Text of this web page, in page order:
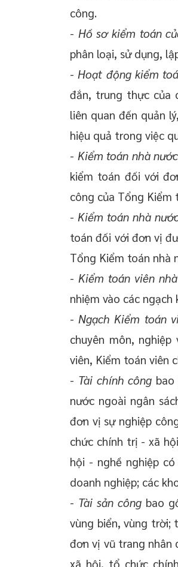
công.
- Hồ sơ kiểm toán
phân loại, sử dụng,
- Hoạt động kiểm
đắn, trung thực của
liên quan đến quản
hiệu quả trong việc
- Kiểm toán nhà
kiểm toán đối với
công của Tổng Kiểm
- Kiểm toán nhà
toán đối với đơn vị
Tổng Kiểm toán nhà
- Kiểm toán viên
nhiệm vào các
- Ngạch Kiểm toán
chuyên môn,
viên, Kiểm toán viên
- Tài chính công
nước ngoài ngân
đơn vị sự nghiệp
chức chính trị - xã
hội - nghề nghiệp
doanh nghiệp; các
- Tài sản công bao
vùng biển, vùng trời;
đơn vị vũ trang nhân
xã hội, tổ chức